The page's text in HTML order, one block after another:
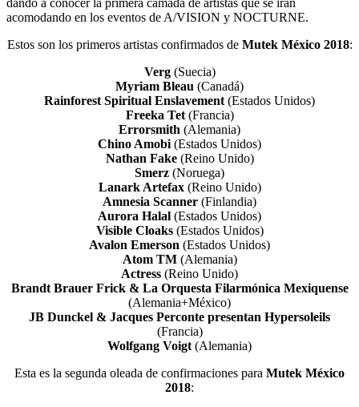
dando a conocer la primera camada de artistas que se irán
acomodando en los eventos de A/VISION y NOCTURNE.
Estos son los primeros artistas confirmados de Mutek México 2018:
Verg(Suecia)
Myriam Bleau (Canadá)
Rainforest Spiritual Enslavement (Estados Unidos)
Freeka Tet(Francia)
Errorsmith (Alemania)
Chino Amobi (Estados Unidos)
Nathan Fake(Reino Unido)
Smerz (Noruega)
Lanark Artefax(Reino Unido)
Amnesia Scanner (Finlandia)
Aurora Halal (Estados Unidos)
Visible Cloaks(Estados Unidos)
Avalon Emerson (Estados Unidos)
Atom TM(Alemania)
Actress (Reino Unido)
Brandt Brauer Frick & La Orquesta Filarmónica Mexiquense
(Alemania+México)
JB Dunckel & Jacques Perconte presentan Hypersoleils
(Francia)
Wolfgang Voigt (Alemania)
Esta es la segunda oleada de confirmaciones para Mutek México
2018: